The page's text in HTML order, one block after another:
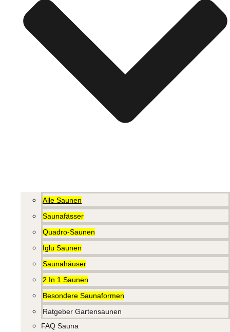
Alle Saunen
Saunafässer
Quadro-Saunen
Iglu Saunen
Saunahäuser
2 In 1 Saunen
Besondere Saunaformen
Ratgeber Gartensaunen
FAQ Sauna